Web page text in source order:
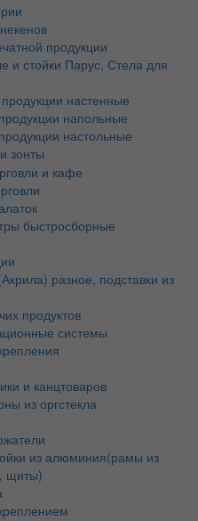
продукции
и стойки Парус, Стела для
настенные
напольные
настольные
зонты
и кафе
быстросборные
разное, подставки из
продуктов
системы
и канцтоваров
из оргстекла
из алюминия(рамы из
щиты)